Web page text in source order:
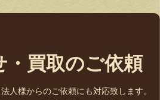
・買取のご依頼
人様からのご依頼にも対応致します。